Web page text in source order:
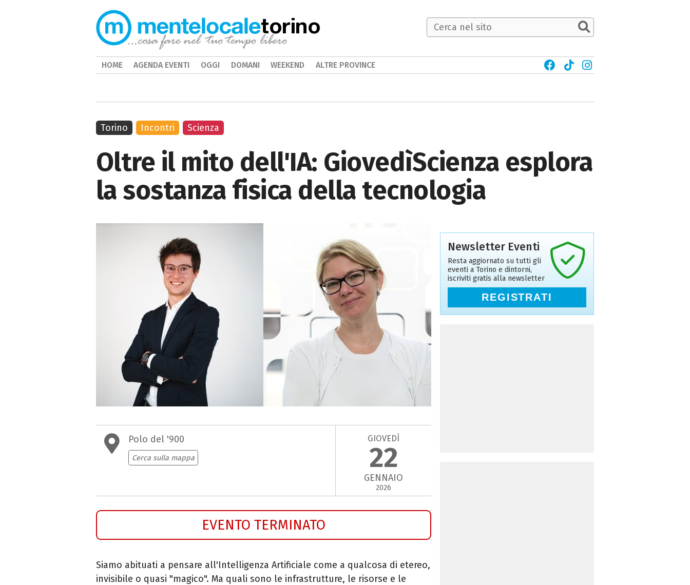
Oltre il mito dell'IA: GiovedìScienza esplora
la sostanza fisica della tecnologia
Polo del '900
Cerca sulla mappa
GIOVEDÌ
22
GENNAIO
2026
EVENTO TERMINATO
Siamo abituati a pensare all'Intelligenza Artificiale come a qualcosa di etereo,
invisibile o quasi "magico". Ma quali sono le infrastrutture, le risorse e le
Torino Incontri Scienza
Newsletter Eventi
Resta aggiornato su tutti gli
eventi a Torino e dintorni,
iscriviti gratis alla newsletter
REGISTRATI
torino
HOME AGENDA EVENTI OGGI DOMANI WEEKEND ALTRE PROVINCE